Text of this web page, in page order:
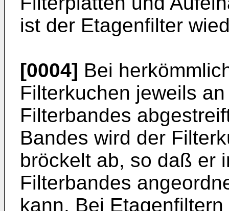
ist der Etagenfilter
[0004] Bei
Filterkuchen jeweils
Filterbandes
Bandes wird der
bröckelt ab, so daß er
Filterbandes
kann. Bei